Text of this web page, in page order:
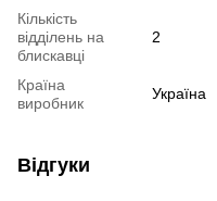
Кількість
відділень на
блискавці
2
Країна
виробник
Україна
Відгуки